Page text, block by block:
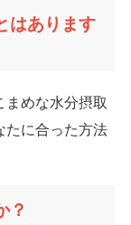
はあります
まめな水分摂取
たに合った方法
？